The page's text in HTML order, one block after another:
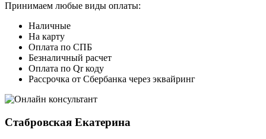
Принимаем любые виды оплаты:
Наличные
На карту
Оплата по СПБ
Безналичный расчет
Оплата по Qr коду
Рассрочка от Сбербанка через эквайринг
Стабровская Екатерина